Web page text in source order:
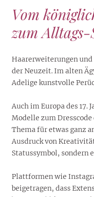
Vom
zum
Haarerweiterungen
der Neuzeit. Im alten
Adelige kunstvolle
Auch im Europa des 17.
Modelle zum
Thema für etwas ganz
Ausdruck von
Statussymbol,
Plattformen wie
beigetragen, dass